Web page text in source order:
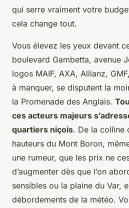
qui serre vraiment votre
cela change tout.
Vous élevez les yeux devant
boulevard Gambetta, avenue
logos MAIF, AXA, Allianz,
à manquer, se disputent la
la Promenade des Anglais.
ces acteurs majeurs
quartiers niçois. De la colline
hauteurs du Mont Boron,
une rumeur, que les prix ne
d’augmenter dès que l’on
sensibles ou la plaine du Var,
débordements de la météo.